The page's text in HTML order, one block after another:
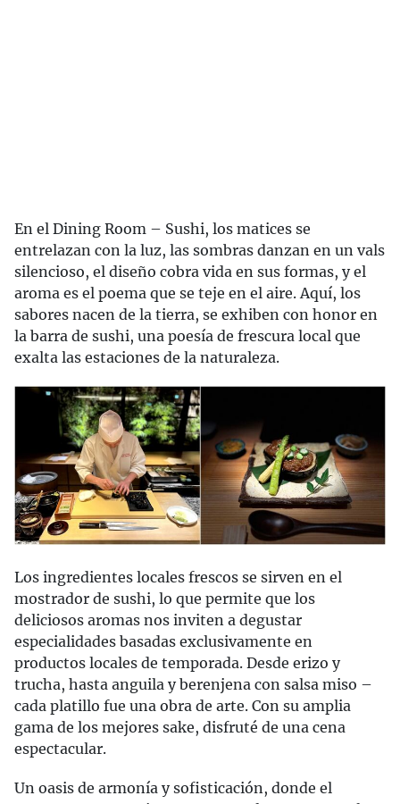
En el Dining Room – Sushi, los matices se
entrelazan con la luz, las sombras danzan en un vals
silencioso, el diseño cobra vida en sus formas, y el
aroma es el poema que se teje en el aire. Aquí, los
sabores nacen de la tierra, se exhiben con honor en
la barra de sushi, una poesía de frescura local que
exalta las estaciones de la naturaleza.
Los ingredientes locales frescos se sirven en el
mostrador de sushi, lo que permite que los
deliciosos aromas nos inviten a degustar
especialidades basadas exclusivamente en
productos locales de temporada. Desde erizo y
trucha, hasta anguila y berenjena con salsa miso –
cada platillo fue una obra de arte. Con su amplia
gama de los mejores sake, disfruté de una cena
espectacular.
Un oasis de armonía y sofisticación, donde el